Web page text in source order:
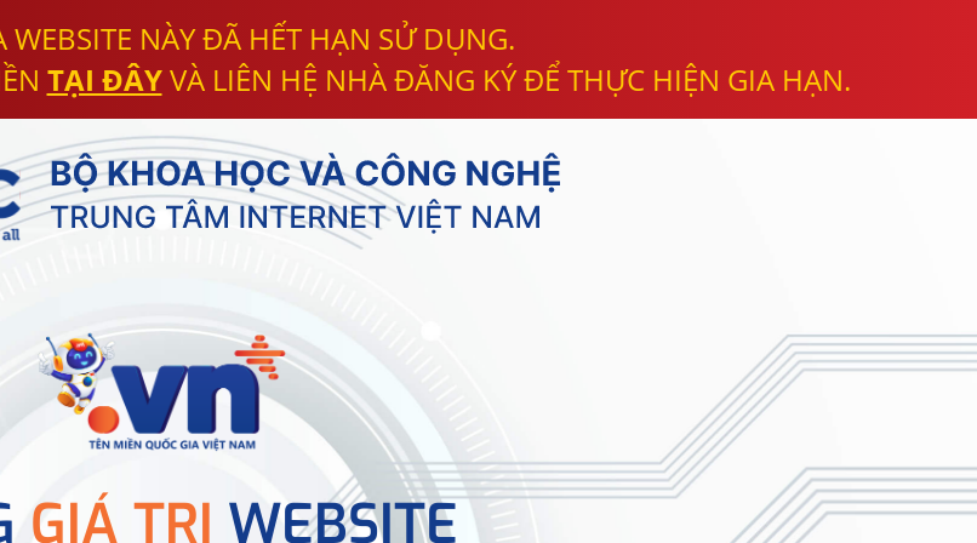
WEBSITE NÀY ĐÃ HẾT HẠN SỬ DỤNG.
TẠI ĐÂYVÀ LIÊN HỆ NHÀ ĐĂNG KÝ ĐỂ THỰC HIỆN GIA HẠN.
GIÁ TRỊ WEBSITE